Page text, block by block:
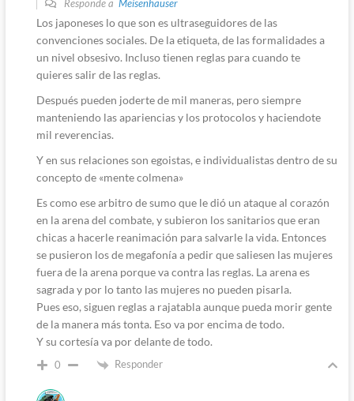
Responde a Meisenhauser
Los japoneses lo que son es ultraseguidores de las
convenciones sociales. De la etiqueta, de las formalidades a
un nivel obsesivo. Incluso tienen reglas para cuando te
quieres salir de las reglas.
Después pueden joderte de mil maneras, pero siempre
manteniendo las apariencias y los protocolos y haciendote
mil reverencias.
Y en sus relaciones son egoistas, e individualistas dentro de su
concepto de «mente colmena»
Es como ese arbitro de sumo que le dió un ataque al corazón
en la arena del combate, y subieron los sanitarios que eran
chicas a hacerle reanimación para salvarle la vida. Entonces
se pusieron los de megafonía a pedir que saliesen las mujeres
fuera de la arena porque va contra las reglas. La arena es
sagrada y por lo tanto las mujeres no pueden pisarla.
Pues eso, siguen reglas a rajatabla aunque pueda morir gente
de la manera más tonta. Eso va por encima de todo.
Y su cortesía va por delante de todo.
0 Responder